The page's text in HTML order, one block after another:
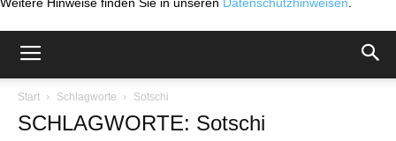
Start Schlagworte Sotschi
SCHLAGWORTE: Sotschi